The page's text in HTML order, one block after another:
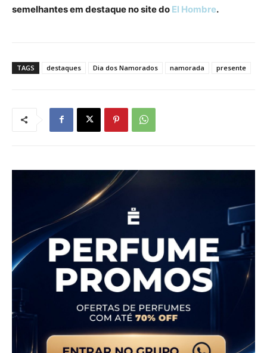
semelhantes em destaque no site do El Hombre.
TAGS destaques Dia dos Namorados namorada presente